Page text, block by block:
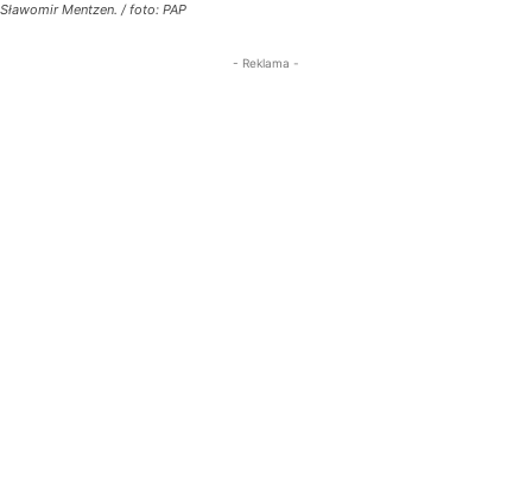
Sławomir Mentzen. / foto: PAP
- Reklama -